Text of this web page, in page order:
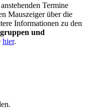
Termine
Mauszeiger über die
Informationen zu den
und
hier.